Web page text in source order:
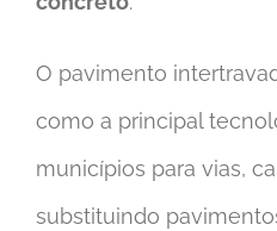
O pavimento
como a principal
municípios para vias,
substituindo